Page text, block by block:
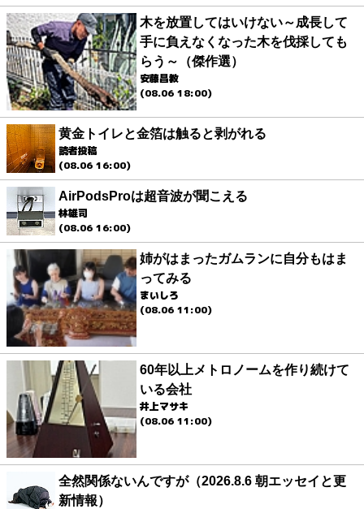
木を放置してはいけない～成長して
手に負えなくなった木を伐採しても
らう～（傑作選）
安藤昌教
(08.06 18:00)
黄金トイレと金箔は触ると剥がれる
読者投稿
(08.06 16:00)
AirPodsProは超音波が聞こえる
林雄司
(08.06 16:00)
姉がはまったガムランに自分もはま
ってみる
まいしろ
(08.06 11:00)
60年以上メトロノームを作り続けて
いる会社
井上マサキ
(08.06 11:00)
全然関係ないんですが（2026.8.6 朝エッセイと更
新情報）